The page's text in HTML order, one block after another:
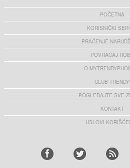
POČETNA
KORISNIČKI
PRAĆENJE
POVRAĆAJ
O
CLUB TRENDY
POGLEDAJTE SVE
KONTAKT
USLOVI